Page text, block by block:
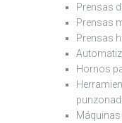
Prensas
Prensas
Prensas
Hornos